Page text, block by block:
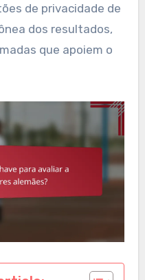
de privacidade de
dos resultados,
que apoiem o